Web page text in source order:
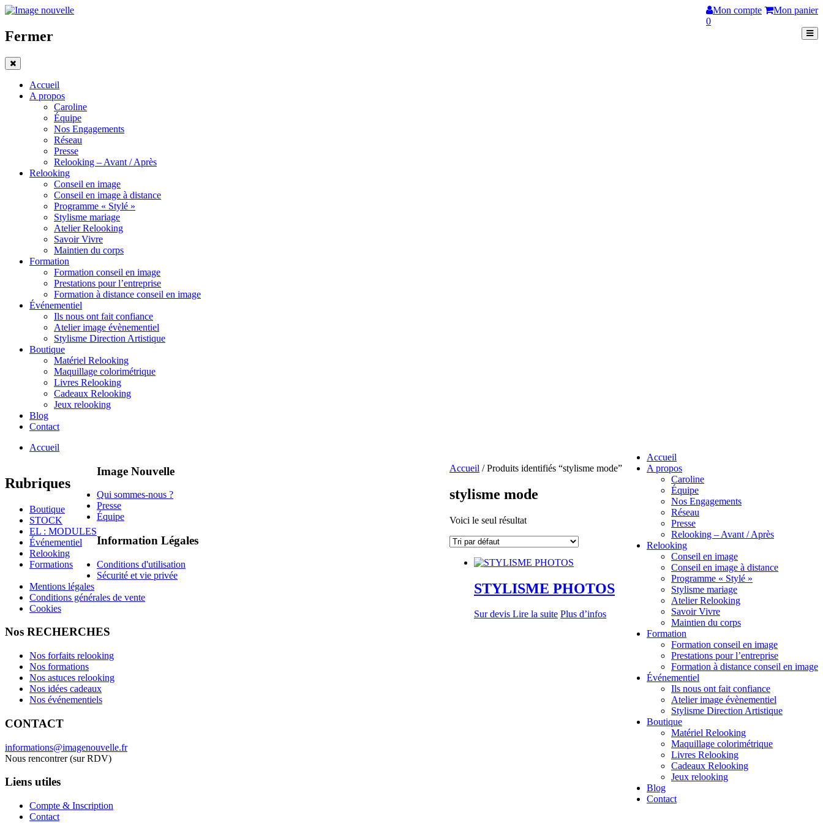
Mon compte
Mon panier
0
Fermer
Accueil
A propos
Caroline
Équipe
Nos Engagements
Réseau
Presse
Relooking – Avant / Après
Relooking
Conseil en image
Conseil en image à distance
Programme « Stylé »
Stylisme mariage
Atelier Relooking
Savoir Vivre
Maintien du corps
Formation
Formation conseil en image
Prestations pour l’entreprise
Formation à distance conseil en image
Événementiel
Ils nous ont fait confiance
Atelier image évènementiel
Stylisme Direction Artistique
Boutique
Matériel Relooking
Maquillage colorimétrique
Livres Relooking
Cadeaux Relooking
Jeux relooking
Blog
Contact
Accueil
A propos
Caroline
Équipe
Nos Engagements
Réseau
Presse
Relooking – Avant / Après
Relooking
Conseil en image
Conseil en image à distance
Programme « Stylé »
Stylisme mariage
Atelier Relooking
Savoir Vivre
Maintien du corps
Formation
Formation conseil en image
Prestations pour l’entreprise
Formation à distance conseil en image
Événementiel
Ils nous ont fait confiance
Atelier image évènementiel
Stylisme Direction Artistique
Boutique
Matériel Relooking
Maquillage colorimétrique
Livres Relooking
Cadeaux Relooking
Jeux relooking
Blog
Contact
Accueil
Accueil / Produits identifiés “stylisme mode”
stylisme mode
Voici le seul résultat
STYLISME PHOTOS
Sur devis Lire la suite Plus d’infos
Rubriques
Boutique
STOCK
EL : MODULES
Événementiel
Relooking
Formations
Image Nouvelle
Qui sommes-nous ?
Presse
Équipe
Information Légales
Conditions d'utilisation
Sécurité et vie privée
Mentions légales
Conditions générales de vente
Cookies
Nos RECHERCHES
Nos forfaits relooking
Nos formations
Nos astuces relooking
Nos idées cadeaux
Nos événementiels
CONTACT
informations@imagenouvelle.fr
Nous rencontrer (sur RDV)
Liens utiles
Compte & Inscription
Contact